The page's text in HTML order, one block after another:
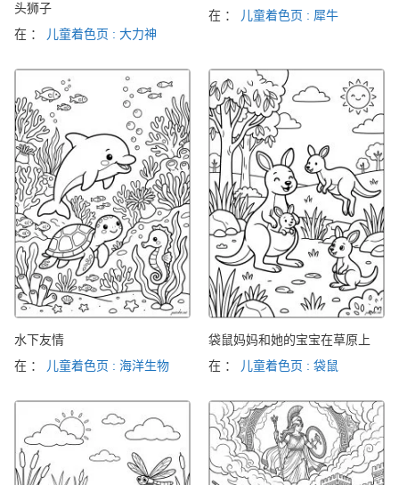
头狮子
在 ：
儿童着色页 : 大力神
在 ：
儿童着色页 : 犀牛
水下友情
在 ：
儿童着色页 : 海洋生物
袋鼠妈妈和她的宝宝在草原上
在 ：
儿童着色页 : 袋鼠